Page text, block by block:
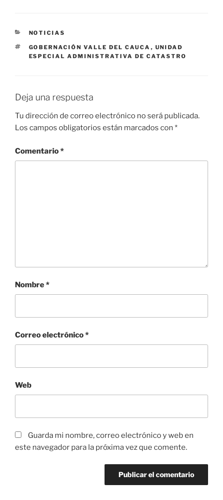
CATEGORÍAS
NOTICIAS
ETIQUETAS
GOBERNACIÓN VALLE DEL CAUCA , UNIDAD
ESPECIAL ADMINISTRATIVA DE CATASTRO
Deja una respuesta
Tu dirección de correo electrónico no será publicada.
Los campos obligatorios están marcados con *
Comentario*
Nombre*
Correo electrónico*
Web
Guarda mi nombre, correo electrónico y web en
este navegador para la próxima vez que comente.